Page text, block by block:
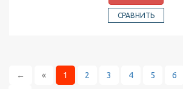
СРАВНИТЬ
← « 1 2 3 4 5 6